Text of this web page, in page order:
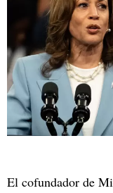
El cofundador de